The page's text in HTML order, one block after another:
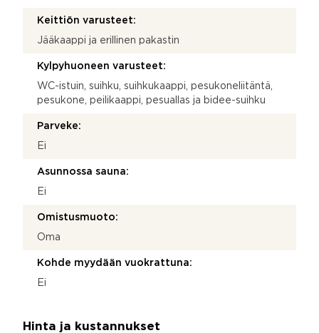
Keittiön varusteet:
Jääkaappi ja erillinen pakastin
Kylpyhuoneen varusteet:
WC-istuin, suihku, suihkukaappi, pesukoneliitäntä,
pesukone, peilikaappi, pesuallas ja bidee-suihku
Parveke:
Ei
Asunnossa sauna:
Ei
Omistusmuoto:
Oma
Kohde myydään vuokrattuna:
Ei
Hinta ja kustannukset